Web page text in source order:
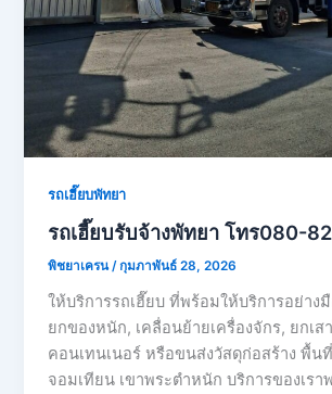
รถเฮี๊ยบพัทยา
รถเฮี๊ยบรับจ้างพัทยา โทร080-
พิชยาเครน/กุมภาพันธ์ 28, 2026
ให้บริการรถเฮี๊ยบ ที่พร้อมให้บริการอย่าง
ยกของหนัก, เคลื่อนย้ายเครื่องจักร, ยกเส
คอนเทนเนอร์ หรือขนส่งวัสดุก่อสร้าง พื้น
จอมเทียน เขาพระตำหนัก บริการของเร